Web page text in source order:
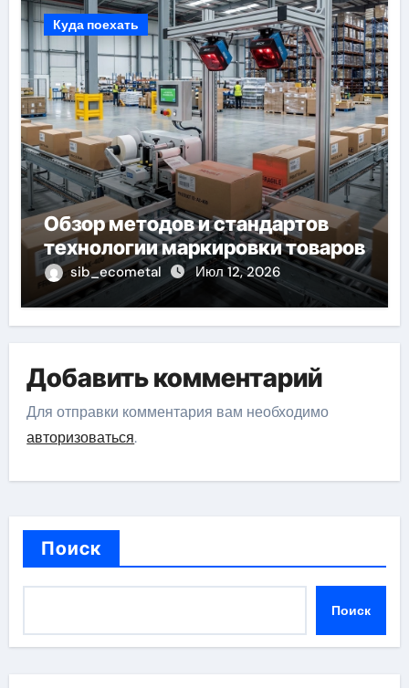
Куда поехать
Обзор методов и стандартов
технологии маркировки товаров
sib_ecometal Июл 12, 2026
Добавить комментарий
Для отправки комментария вам необходимо
авторизоваться.
Поиск
Поиск